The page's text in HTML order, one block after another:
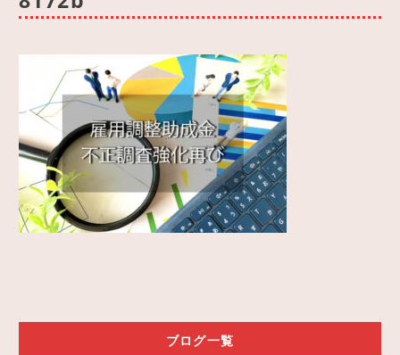
OFFICE INFO
CONTACT
お問い合わせ
ご予約
アクセス
ブログ一覧